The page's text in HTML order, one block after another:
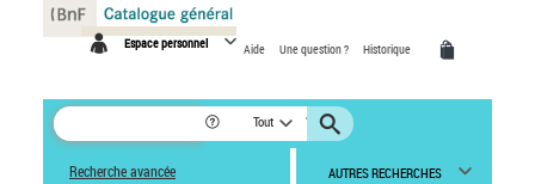
Espace personnel Aide Une question ? Historique
Tout
Recherche avancée AUTRES RECHERCHES
Panneau de gestion des cookies